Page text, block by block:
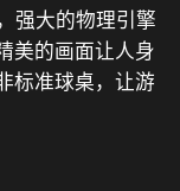
强大的物理引擎
美的画面让人身
标准球桌，让游